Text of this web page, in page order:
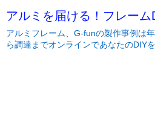
アルミを届ける！フレーム
アルミフレーム、G-funの製作事例は
ら調達までオンラインであなたのDIY